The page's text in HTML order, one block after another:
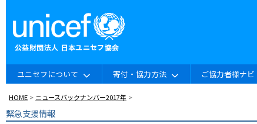
ユニセフについて 寄付・協力方法 ご協力者様ナビ
HOME > ニュースバックナンバー2017年 >
緊急支援情報